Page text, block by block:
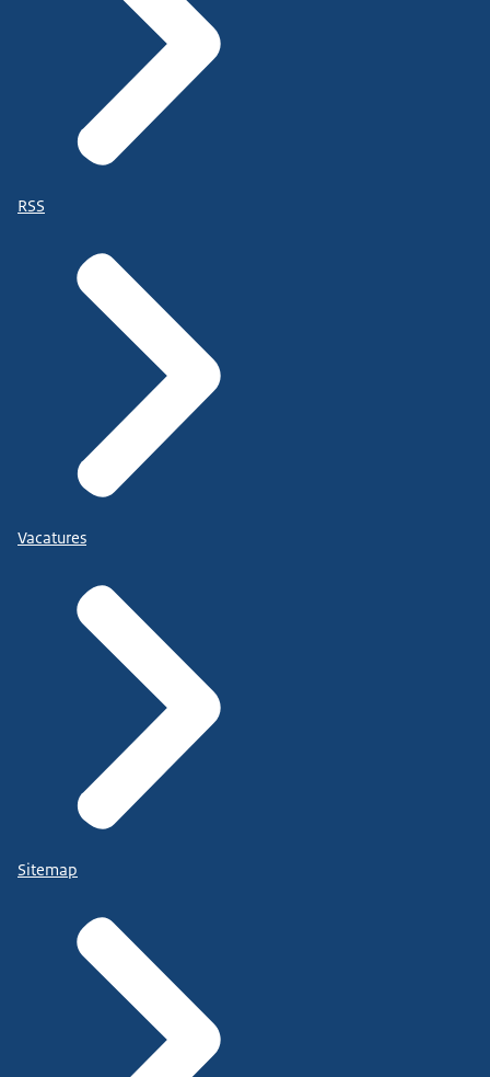
RSS
Vacatures
Sitemap